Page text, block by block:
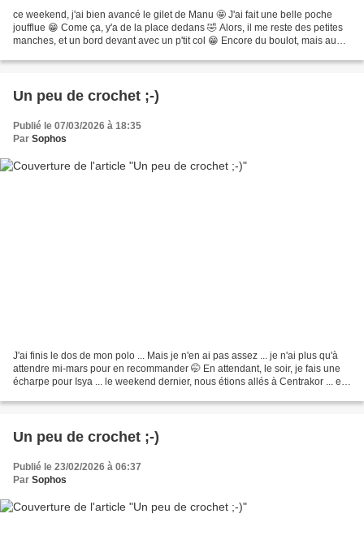
ce weekend, j'ai bien avancé le gilet de Manu 🤩 J'ai fait une belle poche
joufflue 😁 Come ça, y'a de la place dedans 🤣 Alors, il me reste des petites
manches, et un bord devant avec un p'tit col 😁 Encore du boulot, mais au
Un peu de crochet ;-)
Publié le 07/03/2026 à 18:35
Par Sophos
J'ai finis le dos de mon polo ... Mais je n'en ai pas assez ... je n'ai plus qu'à
attendre mi-mars pour en recommander 🤭 En attendant, le soir, je fais une
écharpe pour Isya ... le weekend dernier, nous étions allés à Centrakor ... et
Un peu de crochet ;-)
Publié le 23/02/2026 à 06:37
Par Sophos